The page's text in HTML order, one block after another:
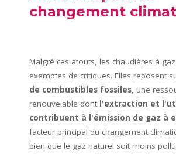
changement
Malgré ces atouts, les chaudières à
exemptes de critiques. Elles reposent
de combustibles fossiles, une
renouvelable dont l'extraction et
contribuent à l'émission de gaz à
facteur principal du changement
bien que le gaz naturel soit moins